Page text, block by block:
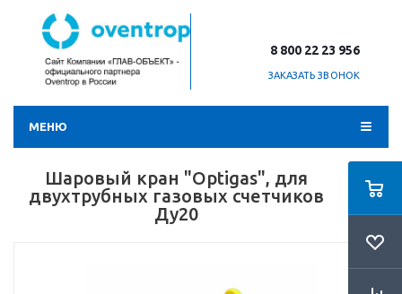
8 800 22 23 956
ЗАКАЗАТЬ ЗВОНОК
МЕНЮ
Шаровый кран "Optigas", для
двухтрубных газовых счетчиков
Ду20